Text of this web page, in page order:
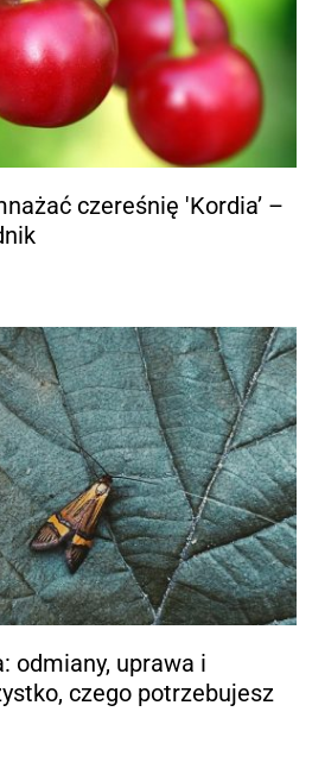
czereśnię 'Kordia’ –
odmiany, uprawa i
czego potrzebujesz